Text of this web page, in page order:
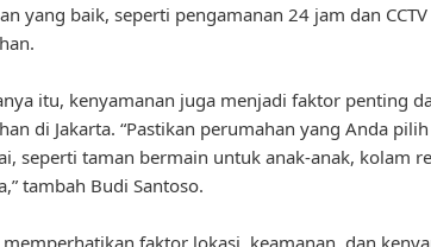
yang baik, seperti pengamanan 24 jam dan
itu, kenyamanan juga menjadi faktor penting
di Jakarta. “Pastikan perumahan yang Anda
seperti taman bermain untuk anak-anak, kolam
tambah Budi Santoso.